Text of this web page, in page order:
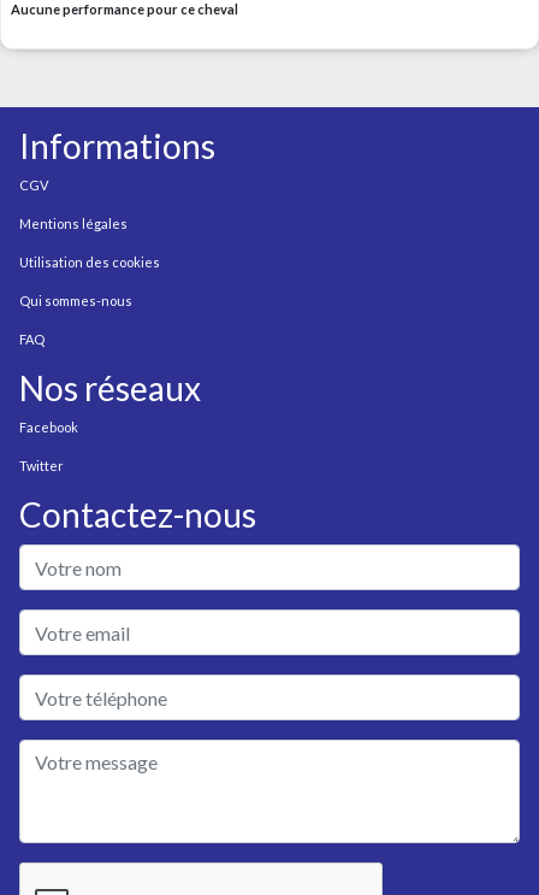
Aucune performance pour ce cheval
Informations
CGV
Mentions légales
Utilisation des cookies
Qui sommes-nous
FAQ
Nos réseaux
Facebook
Twitter
Contactez-nous